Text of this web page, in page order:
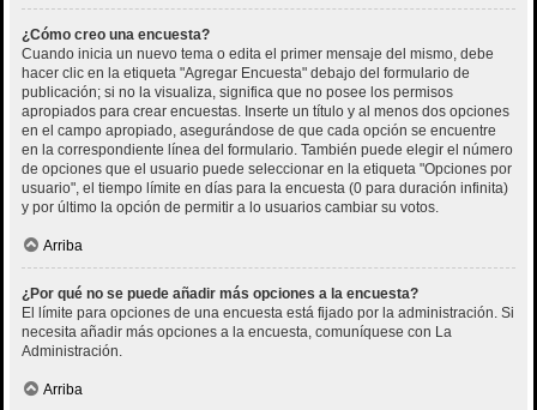
¿Cómo creo una encuesta?
Cuando inicia un nuevo tema o edita el primer mensaje del mismo, debe
hacer clic en la etiqueta "Agregar Encuesta" debajo del formulario de
publicación; si no la visualiza, significa que no posee los permisos
apropiados para crear encuestas. Inserte un título y al menos dos opciones
en el campo apropiado, asegurándose de que cada opción se encuentre
en la correspondiente línea del formulario. También puede elegir el número
de opciones que el usuario puede seleccionar en la etiqueta "Opciones por
usuario", el tiempo límite en días para la encuesta (0 para duración infinita)
y por último la opción de permitir a lo usuarios cambiar su votos.
Arriba
¿Por qué no se puede añadir más opciones a la encuesta?
El límite para opciones de una encuesta está fijado por la administración. Si
necesita añadir más opciones a la encuesta, comuníquese con La
Administración.
Arriba